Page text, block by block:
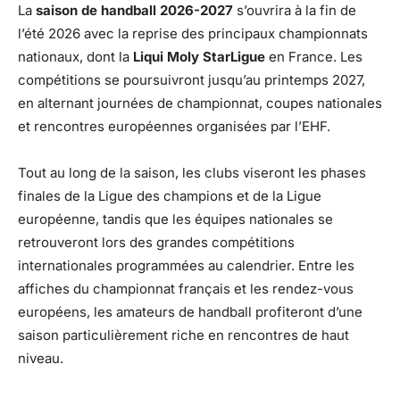
La saison de handball 2026-2027 s’ouvrira à la fin de
l’été 2026 avec la reprise des principaux championnats
nationaux, dont la Liqui Moly StarLigue en France. Les
compétitions se poursuivront jusqu’au printemps 2027,
en alternant journées de championnat, coupes nationales
et rencontres européennes organisées par l’EHF.
Tout au long de la saison, les clubs viseront les phases
finales de la Ligue des champions et de la Ligue
européenne, tandis que les équipes nationales se
retrouveront lors des grandes compétitions
internationales programmées au calendrier. Entre les
affiches du championnat français et les rendez-vous
européens, les amateurs de handball profiteront d’une
saison particulièrement riche en rencontres de haut
niveau.